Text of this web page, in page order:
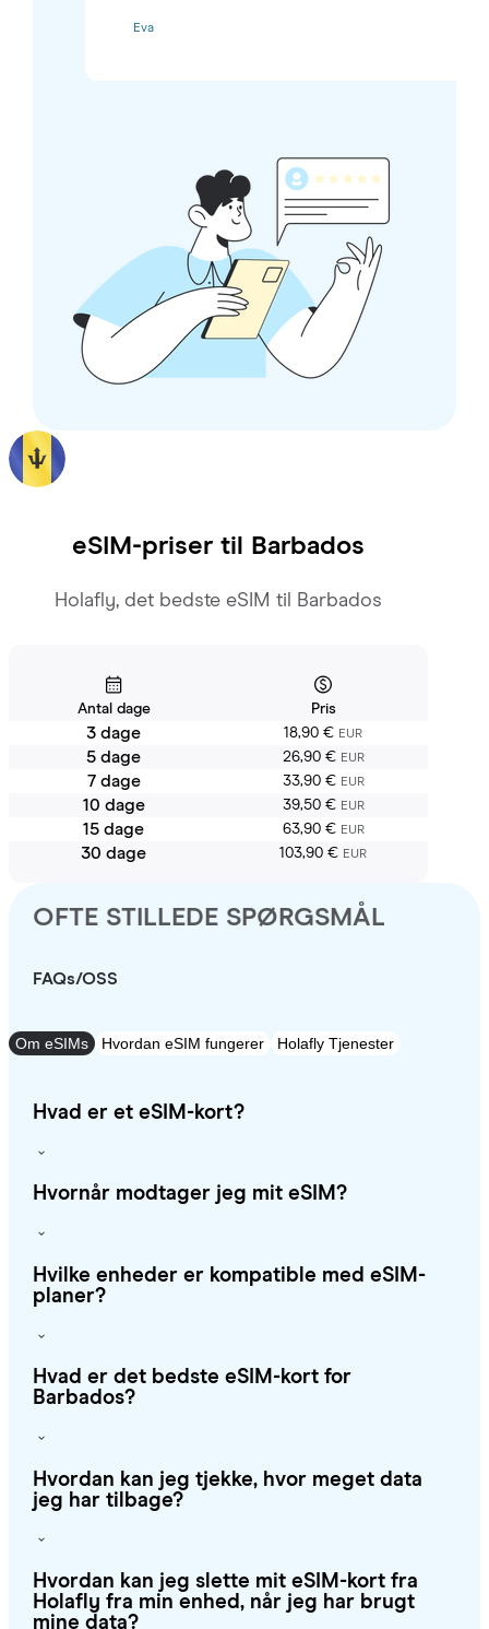
Eva
eSIM-priser til Barbados
Holafly, det bedste eSIM til Barbados
Antal dage Pris
3 dage 18,90 € EUR
5 dage 26,90 € EUR
7 dage 33,90 € EUR
10 dage 39,50 € EUR
15 dage 63,90 € EUR
30 dage 103,90 € EUR
OFTE STILLEDE SPØRGSMÅL
FAQs/OSS
Om eSIMs Hvordan eSIM fungerer Holafly Tjenester
Hvad er et eSIM-kort?
Hvornår modtager jeg mit eSIM?
Hvilke enheder er kompatible med eSIM-
planer?
Hvad er det bedste eSIM-kort for
Barbados?
Hvordan kan jeg tjekke, hvor meget data
jeg har tilbage?
Hvordan kan jeg slette mit eSIM-kort fra
Holafly fra min enhed, når jeg har brugt
mine data?